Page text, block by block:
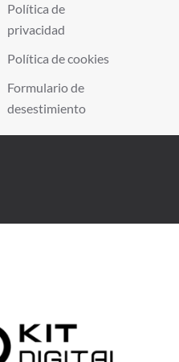
Política de
privacidad
Política de cookies
Formulario de
desestimiento